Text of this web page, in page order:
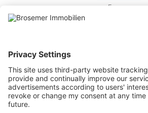
Fax.
We need your consent
OpenStreetMap